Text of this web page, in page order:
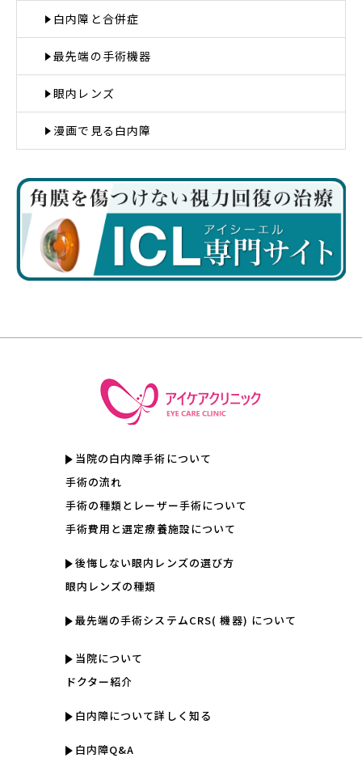
白内障と合併症
最先端の手術機器
眼内レンズ
漫画で見る白内障
当院の白内障手術について
手術の流れ
手術の種類とレーザー手術について
手術費用と選定療養施設について
後悔しない眼内レンズの選び方
眼内レンズの種類
最先端の手術システムCRS( 機器) について
当院について
ドクター紹介
白内障について詳しく知る
白内障Q&A